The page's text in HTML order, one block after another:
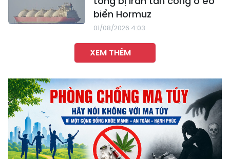
biển Hormuz
01/08/2026 4:03
XEM THÊM